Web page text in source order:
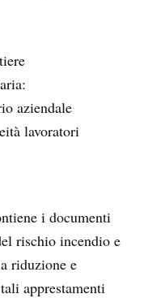
aziendale
lavoratori
i documenti
rischio incendio e
riduzione e
apprestamenti